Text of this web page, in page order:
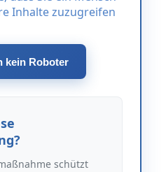
Inhalte zuzugreifen
kein Roboter
schützt